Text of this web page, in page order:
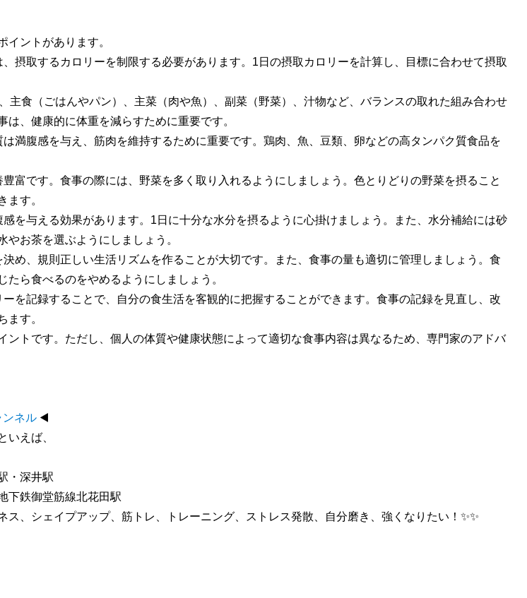
イントがあります。
摂取するカロリーを制限する必要があります。 1 日の摂取カロリーを計算し、目標に合わせて摂取
主食（ごはんやパン）、主菜（肉や魚）、副菜（野菜）、汁物など、バランスの取れた組み合わせ
、健康的に体重を減らすために重要です。
は満腹感を与え、筋肉を維持するために重要です。鶏肉、魚、豆類、卵などの高タンパク質食品を
富です。食事の際には、野菜を多く取り入れるようにしましょう。色とりどりの野菜を摂ること
ます。
を与える効果があります。 1 日に十分な水分を摂るように心掛けましょう。また、水分補給には砂
お茶を選ぶようにしましょう。
決め、規則正しい生活リズムを作ることが大切です。また、食事の量も適切に管理しましょう。食
ら食べるのをやめるようにしましょう。
を記録することで、自分の食生活を客観的に把握することができます。食事の記録を見直し、改
ます。
ントです。ただし、個人の体質や健康状態によって適切な食事内容は異なるため、専門家のアドバ
ンネル ◀️
いえば、
・深井駅
下鉄御堂筋線北花田駅
ス、シェイプアップ、筋トレ、トレーニング、ストレス発散、自分磨き、強くなりたい！ ✨✨